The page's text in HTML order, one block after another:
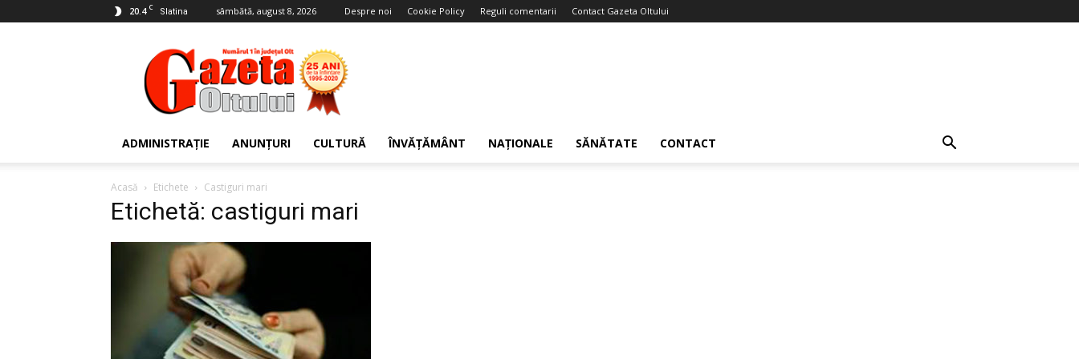
20.4 C Slatina sâmbătă, august 8, 2026 Despre noi Cookie Policy Reguli comentarii Contact Gazeta Oltului
Gazeta
Oltului
ADMINISTRAȚIE ANUNȚURI CULTURĂ ÎNVĂȚĂMÂNT NAȚIONALE SĂNĂTATE CONTACT
Acasă Etichete Castiguri mari
Etichetă: castiguri mari